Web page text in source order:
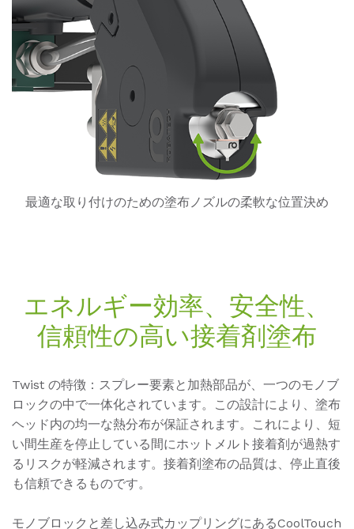
最適な取り付けのための塗布ノズルの柔軟な位置決め
エネルギー効率、安全性、
信頼性の高い接着剤塗布
Twist の特徴：スプレー要素と加熱部品が、一つのモノブ
ロックの中で一体化されています。この設計により、塗布
ヘッド内の均一な熱分布が保証されます。これにより、短
い間生産を停止している間にホットメルト接着剤が過熱す
るリスクが軽減されます。接着剤塗布の品質は、停止直後
も信頼できるものです。
モノブロックと差し込み式カップリングにあるCoolTouch